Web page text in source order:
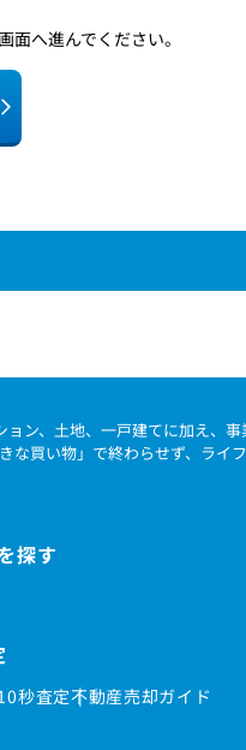
面へ進んでください。
ン、土地、一戸建てに加え、
買い物」で終わらせず、ライ
探す
秒査定不動産売却ガイド